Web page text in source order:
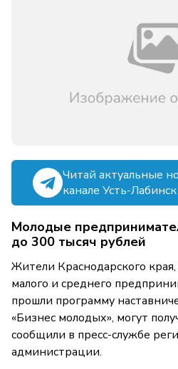
Читай актуальные
канале Усть-
Молодые
до 300 тысяч рублей
Жители Краснодарского
малого и среднего
прошли программу
«Бизнес молодых», могут
сообщили в пресс-службе
администрации.